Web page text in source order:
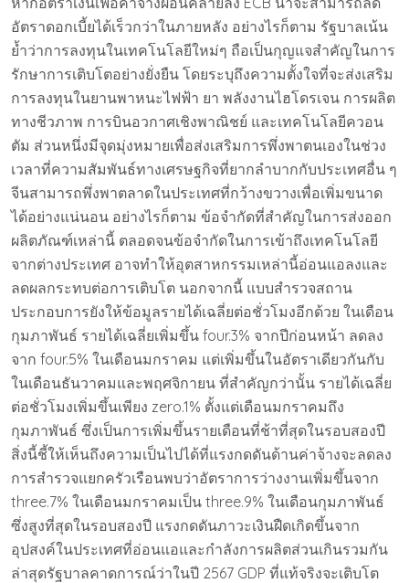
อัตราดอกเบี้ยได้เร็วกว่าในภายหลัง อย่างไรก็ตาม รัฐบาลเน้น
ย้ำว่าการลงทุนในเทคโนโลยีใหม่ๆ ถือเป็นกุญแจสำคัญในการ
รักษาการเติบโตอย่างยั่งยืน โดยระบุถึงความตั้งใจที่จะส่งเสริม
การลงทุนในยานพาหนะไฟฟ้า ยา พลังงานไฮโดรเจน การผลิต
ทางชีวภาพ การบินอวกาศเชิงพาณิชย์ และเทคโนโลยีควอน
ตัม ส่วนหนึ่งมีจุดมุ่งหมายเพื่อส่งเสริมการพึ่งพาตนเองในช่วง
เวลาที่ความสัมพันธ์ทางเศรษฐกิจที่ยากลำบากกับประเทศอื่น ๆ
จีนสามารถพึ่งพาตลาดในประเทศที่กว้างขวางเพื่อเพิ่มขนาด
ได้อย่างแน่นอน อย่างไรก็ตาม ข้อจำกัดที่สำคัญในการส่งออก
ผลิตภัณฑ์เหล่านี้ ตลอดจนข้อจำกัดในการเข้าถึงเทคโนโลยี
จากต่างประเทศ อาจทำให้อุตสาหกรรมเหล่านี้อ่อนแอลงและ
ลดผลกระทบต่อการเติบโต นอกจากนี้ แบบสำรวจสถาน
ประกอบการยังให้ข้อมูลรายได้เฉลี่ยต่อชั่วโมงอีกด้วย ในเดือน
กุมภาพันธ์ รายได้เฉลี่ยเพิ่มขึ้น four.3% จากปีก่อนหน้า ลดลง
จาก four.5% ในเดือนมกราคม แต่เพิ่มขึ้นในอัตราเดียวกันกับ
ในเดือนธันวาคมและพฤศจิกายน ที่สำคัญกว่านั้น รายได้เฉลี่ย
ต่อชั่วโมงเพิ่มขึ้นเพียง zero.1% ตั้งแต่เดือนมกราคมถึง
กุมภาพันธ์ ซึ่งเป็นการเพิ่มขึ้นรายเดือนที่ช้าที่สุดในรอบสองปี
สิ่งนี้ชี้ให้เห็นถึงความเป็นไปได้ที่แรงกดดันด้านค่าจ้างจะลดลง
การสำรวจแยกครัวเรือนพบว่าอัตราการว่างงานเพิ่มขึ้นจาก
three.7% ในเดือนมกราคมเป็น three.9% ในเดือนกุมภาพันธ์
ซึ่งสูงที่สุดในรอบสองปี แรงกดดันภาวะเงินฝืดเกิดขึ้นจาก
อุปสงค์ในประเทศที่อ่อนแอและกำลังการผลิตส่วนเกินรวมกัน
ล่าสุดรัฐบาลคาดการณ์ว่าในปี 2567 GDP ที่แท้จริงจะเติบโต